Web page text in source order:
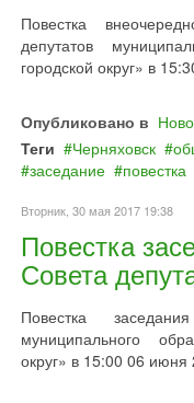
Повестка
депутатов
городской округ» в
Опубликовано в
Теги
Черняховск
заседание
повестка
Вторник, 30 мая 2017 19:38
Повестка
Совета
Повестка
муниципального
округ» в 15:00 06 июня